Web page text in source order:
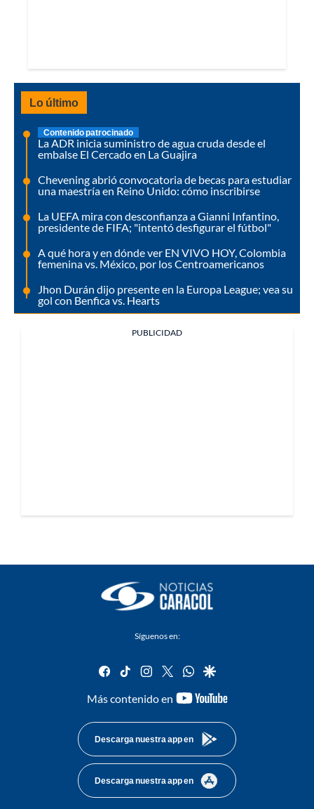
Lo último
Contenido patrocinado
La ADR inicia suministro de agua cruda desde el
embalse El Cercado en La Guajira
Chevening abrió convocatoria de becas para estudiar
una maestría en Reino Unido: cómo inscribirse
La UEFA mira con desconfianza a Gianni Infantino,
presidente de FIFA; "intentó desfigurar el fútbol"
A qué hora y en dónde ver EN VIVO HOY, Colombia
femenina vs. México, por los Centroamericanos
Jhon Durán dijo presente en la Europa League; vea su
gol con Benfica vs. Hearts
PUBLICIDAD
Síguenos en:
facebook
tiktok instagram
twitterwhatsapp
google
Más contenido en
youtube-
Descarga nuestra app en
Descarga nuestra app en